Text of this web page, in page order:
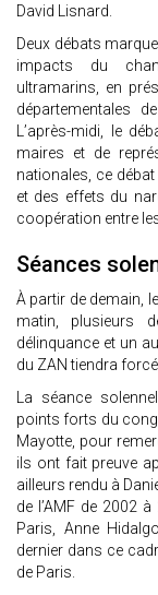
David Lisnard.
Deux débats
impacts du
ultramarins, en
départementales
L’après-midi, le
maires et de
nationales, ce
et des effets du
coopération entre
Séances
À partir de demain,
matin, plusieurs
délinquance et un
du ZAN tiendra
La séance
points forts du
Mayotte, pour
ils ont fait preuve
ailleurs rendu à
de l’AMF de 2002
Paris, Anne
dernier dans ce
de Paris.